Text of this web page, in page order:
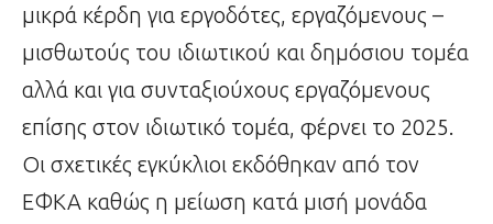
μικρά κέρδη για εργοδότες, εργαζόμενους –
μισθωτούς του ιδιωτικού και δημόσιου τομέα
αλλά και για συνταξιούχους εργαζόμενους
επίσης στον ιδιωτικό τομέα, φέρνει το 2025.
Οι σχετικές εγκύκλιοι εκδόθηκαν από τον
ΕΦΚΑ καθώς η μείωση κατά μισή μονάδα